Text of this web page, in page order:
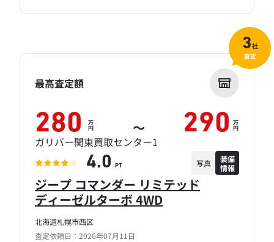
北海道札幌市西区
査定依頼日：2026年07月11日
ジープ コマンダー リミテッド
ディーゼルターボ 4WD
最高査定額
280 万
円 ～ 290 万
円
ガリバー関東買取センター1
4.0 PT 写真
装備
情報
3社
査定